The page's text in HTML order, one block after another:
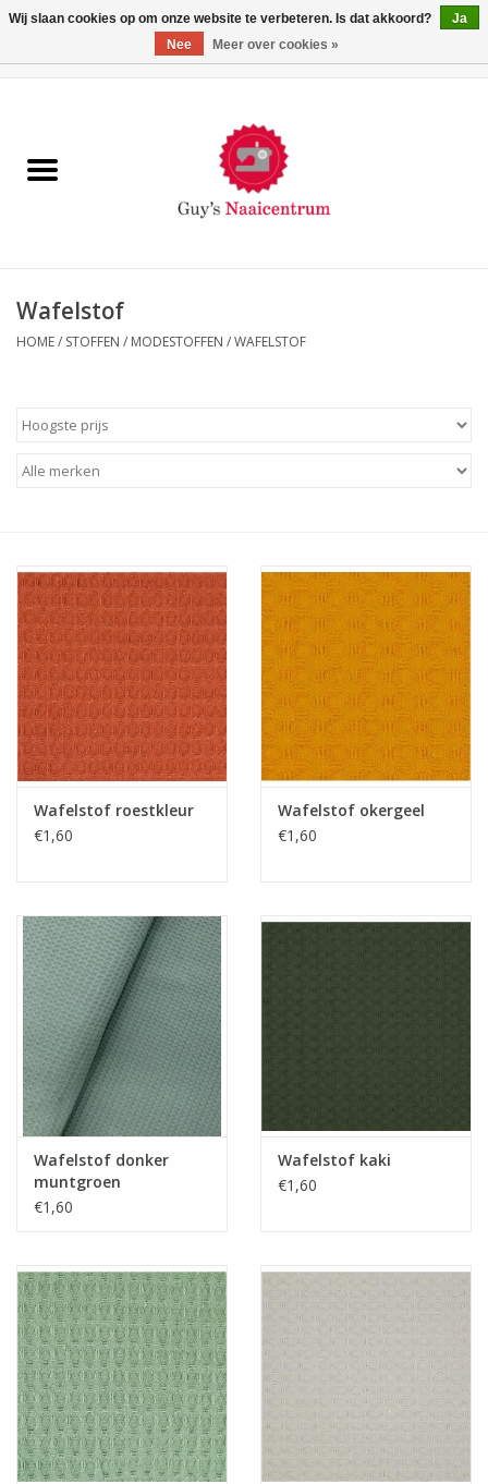
Machines
Paspoppen
Opbergsystemen
Stoffen
Breien en haken
Handwerk
Workshop
Sale / Coupons
Cadeaubonnen
Guy's blog
Loyalty
Wafelstof
HOME/ STOFFEN / MODESTOFFEN /WAFELSTOF
Wafelstof roestkleur
€1,60
Wafelstof okergeel
€1,60
Wafelstof donker
muntgroen
€1,60
Wafelstof kaki
€1,60
Wij slaan cookies op om onze website te verbeteren. Is dat akkoord?
Ja
Nee
Meer over cookies »